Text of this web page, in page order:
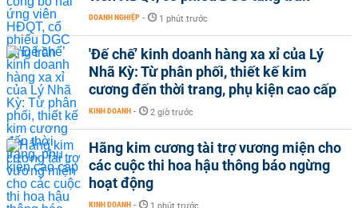
DOANH NGHIỆP - 1 phút trước
'Đế chế’ kinh doanh hàng xa xỉ của Lý
Nhã Kỳ: Từ phân phối, thiết kế kim
cương đến thời trang, phụ kiện cao cấp
KINH DOANH - 2 giờ trước
Hãng kim cương tài trợ vương miện cho
các cuộc thi hoa hậu thông báo ngừng
hoạt động
KINH DOANH - 1 phút trước